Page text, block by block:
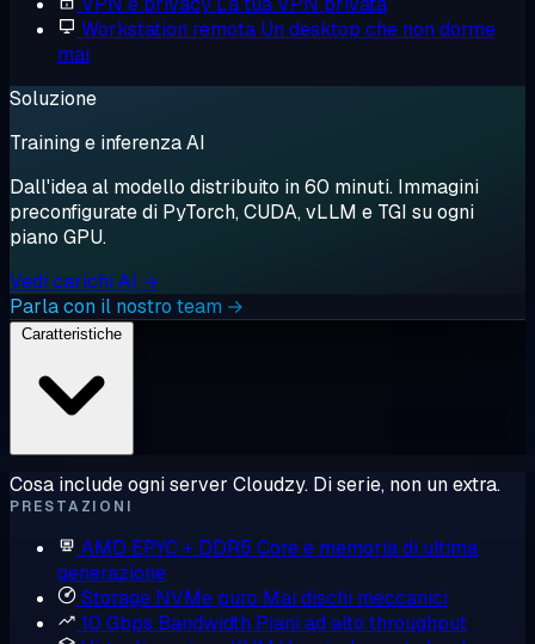
Workstation remota Un desktop che non dorme
mai
Soluzione
Training e inferenza AI
Dall'idea al modello distribuito in 60 minuti. Immagini
preconfigurate di PyTorch, CUDA, vLLM e TGI su ogni
piano GPU.
Vedi carichi AI →
Parla con il nostro team →
Cosa include ogni server Cloudzy. Di serie, non un extra.
PRESTAZIONI
AMD EPYC + DDR5 Core e memoria di ultima
generazione
Storage NVMe puro Mai dischi meccanici
10 Gbps Bandwidth Piani ad alto throughput